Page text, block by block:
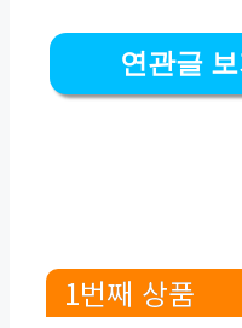
연관글 보
1번째 상품